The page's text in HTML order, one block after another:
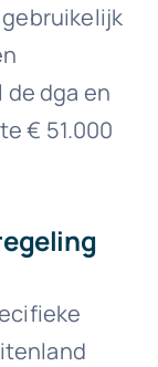
dga en
€ 51.000